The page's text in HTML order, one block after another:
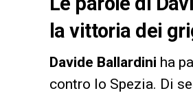
la vittoria dei
Davide Ballardini ha
contro lo Spezia. Di